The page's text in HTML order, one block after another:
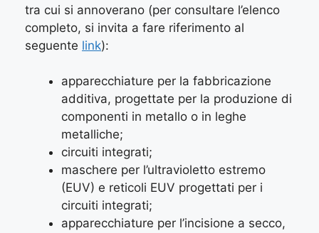
tra cui si annoverano (per consultare l’elenco
completo, si invita a fare riferimento al
seguente link):
apparecchiature per la fabbricazione
additiva, progettate per la produzione di
componenti in metallo o in leghe
metalliche;
circuiti integrati;
maschere per l’ultravioletto estremo
(EUV) e reticoli EUV progettati per i
circuiti integrati;
apparecchiature per l’incisione a secco,